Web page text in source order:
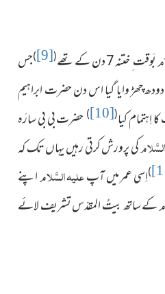
بَوقت ِ ختنہ 7 دن کے تھے (
[9]
)جس
چھڑ وایا گیا اس دن حضرت ابراہیم
کیا(
[10]
) حضرت بی بی سارَہ
کی پرورش کرتی رہیں یہاں تک کہ
)اِسی عمر میں آپعلیہ السَّلاماپنے
کے ساتھ بیتُ المقدّس تشریف لائے